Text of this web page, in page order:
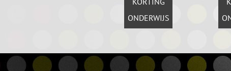
& PROFS
ONDERWIJS